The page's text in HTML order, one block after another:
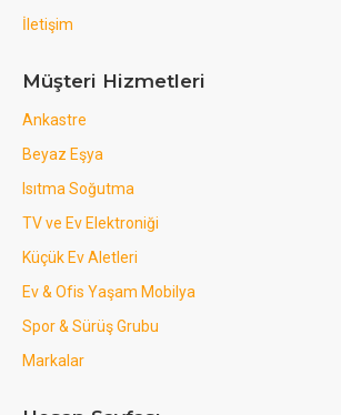
İletişim
Müşteri Hizmetleri
Ankastre
Beyaz Eşya
Isıtma Soğutma
TV ve Ev Elektroniği
Küçük Ev Aletleri
Ev & Ofis Yaşam Mobilya
Spor & Sürüş Grubu
Markalar